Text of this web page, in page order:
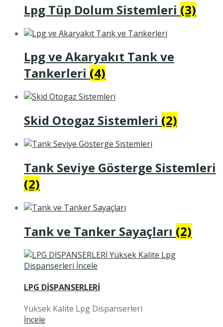
Lpg Tüp Dolum Sistemleri (3)
Lpg ve Akaryakıt Tank ve
Tankerleri (4)
Skid Otogaz Sistemleri (2)
Tank Seviye Gösterge Sistemleri
(2)
Tank ve Tanker Sayaçları (2)
LPG DİSPANSERLERİ
Yüksek Kalite Lpg Dispanserleri
İncele